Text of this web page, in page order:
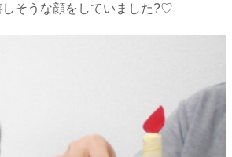
そうな顔をしていました?♡